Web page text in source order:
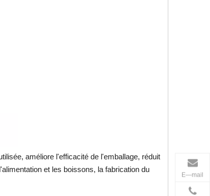
E—mail
améliore l'efficacité de l'emballage, réduit
et les boissons, la fabrication du